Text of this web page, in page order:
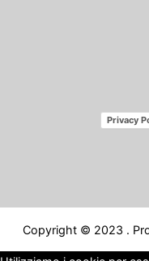
Privacy
Copyright © 2023 .